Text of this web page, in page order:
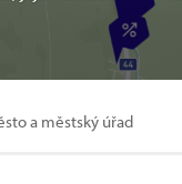
ZASEDÁNÍ ZASTUPITELSTVA
a městský úřad